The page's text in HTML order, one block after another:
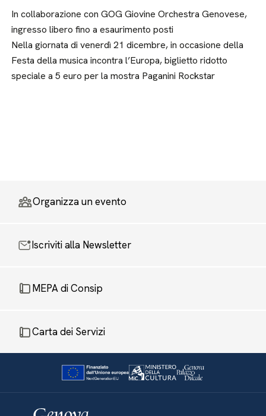
In collaborazione con GOG Giovine Orchestra Genovese,
ingresso libero fino a esaurimento posti
Nella giornata di venerdì 21 dicembre, in occasione della
Festa della musica incontra l’Europa, biglietto ridotto
speciale a 5 euro per la mostra Paganini Rockstar
Organizza un evento
Iscriviti alla Newsletter
MEPA di Consip
Carta dei Servizi